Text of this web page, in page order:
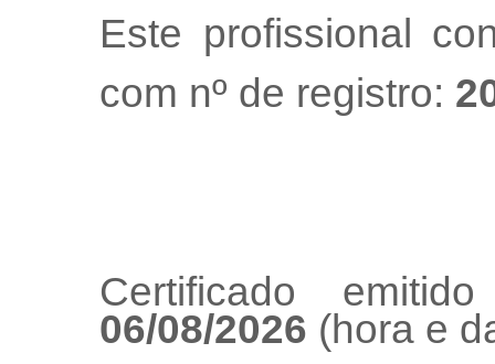
Este profissional
com nº de registro:
Certificado
06/08/2026 (hora e